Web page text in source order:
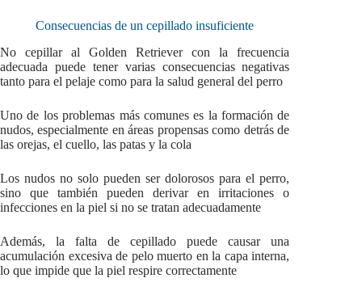
Consecuencias de un cepillado insuficiente
No cepillar al Golden Retriever con la frecuencia
adecuada puede tener varias consecuencias negativas
tanto para el pelaje como para la salud general del perro
Uno de los problemas más comunes es la formación de
nudos, especialmente en áreas propensas como detrás de
las orejas, el cuello, las patas y la cola
Los nudos no solo pueden ser dolorosos para el perro,
sino que también pueden derivar en irritaciones o
infecciones en la piel si no se tratan adecuadamente
Además, la falta de cepillado puede causar una
acumulación excesiva de pelo muerto en la capa interna,
lo que impide que la piel respire correctamente